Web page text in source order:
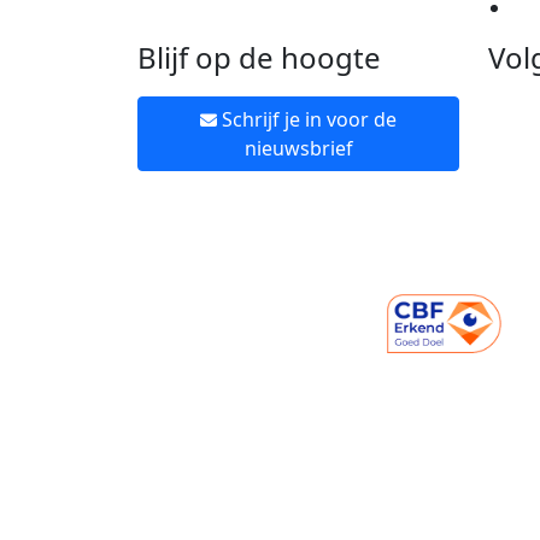
Blijf op de hoogte
Schrijf je in voor de
nieuwsbrief